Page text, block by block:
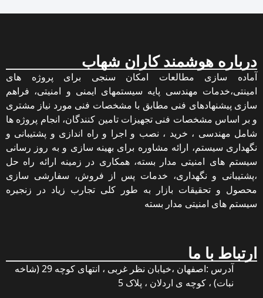
هوشمند کاران شهاب
سازی مطالعات امکان سنجی برای پروژه های
مهندسی پایه سیستمهای ایمنی و امنیتی، فراهم
پیشنهادهای فنی مطابق با مشخصات فنی مورد نیاز مشتری
مشخصات فنی تجهیزات تامین کنندگان، انجام پروژه ها
مهندسی ، خرید ، نصب و اجرا و راه اندازی و پشتیبانی و
سیستم، ارائه مشاوره برای بهینه سازی و به روز رسانی
های امنیتی مدار بسته، همکاری در زمینه ارائه راه حل
و نگهداری، خدمات پس از فروش، سفارشی سازی
و تحقیقات بازار به طور کلی تجارب زیاد در زنجیره
های امنیتی مدار بسته
با ما
آدرس :اصفهان ،خیابان نظر غربی ، انتهای کوچه 29 (شاخه
نبات) ، کوچه ی اردلان ، پلاک 5